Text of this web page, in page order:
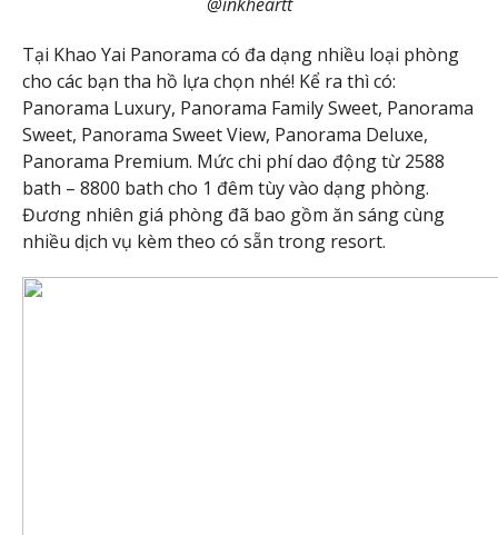
Tại Khao Yai Panorama có đa dạng nhiều loại phòng
cho các bạn tha hồ lựa chọn nhé! Kể ra thì có:
Panorama Luxury, Panorama Family Sweet, Panorama
Sweet, Panorama Sweet View, Panorama Deluxe,
Panorama Premium. Mức chi phí dao động từ 2588
bath – 8800 bath cho 1 đêm tùy vào dạng phòng.
Đương nhiên giá phòng đã bao gồm ăn sáng cùng
nhiều dịch vụ kèm theo có sẵn trong resort.